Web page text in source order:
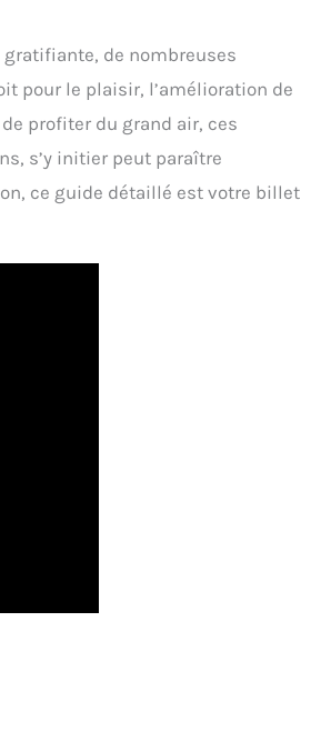
gratifiante, de nombreuses
pour le plaisir, l’amélioration de
profiter du grand air, ces
s’y initier peut paraître
ce guide détaillé est votre billet